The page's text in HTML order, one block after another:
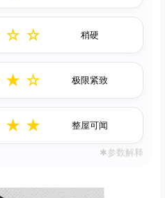
☆ ☆ 稍硬
★ ☆ 极限紧致
★ ★ 整屋可闻
✱参数解释